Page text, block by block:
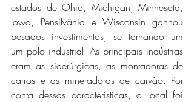
estados de Ohio, Michigan, Minnesota,
Iowa, Pensilvânia e Wisconsin ganhou
pesados investimentos, se tornando um
um polo industrial. As principais indústrias
eram as siderúrgicas, as montadoras de
carros e as mineradoras de carvão. Por
conta dessas características, o local foi